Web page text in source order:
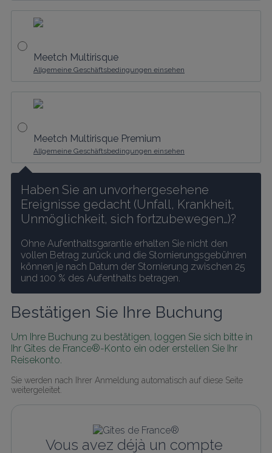
Meetch Multirisque
Allgemeine Geschäftsbedingungen einsehen
Meetch Multirisque Premium
Allgemeine Geschäftsbedingungen einsehen
Haben Sie an unvorhergesehene
Ereignisse gedacht (Unfall, Krankheit,
Unmöglichkeit, sich fortzubewegen…)?
Ohne Aufenthaltsgarantie erhalten Sie nicht den
vollen Betrag zurück und die Stornierungsgebühren
können je nach Datum der Stornierung zwischen 25
und 100 % des Aufenthalts betragen.
Bestätigen Sie Ihre Buchung
Um Ihre Buchung zu bestätigen, loggen Sie sich bitte in
Ihr Gîtes de France®-Konto ein oder erstellen Sie Ihr
Reisekonto.
Sie werden nach Ihrer Anmeldung automatisch auf diese Seite
weitergeleitet.
Vous avez déjà un compte